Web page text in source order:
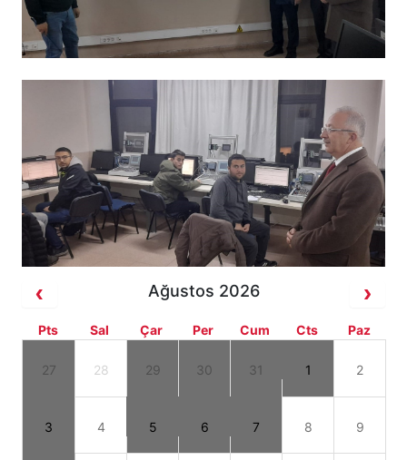
Ağustos 2026
Pts Sal Çar Per Cum Cts Paz
27 28 29 30 31 1 2
3 4 5 6 7 8 9